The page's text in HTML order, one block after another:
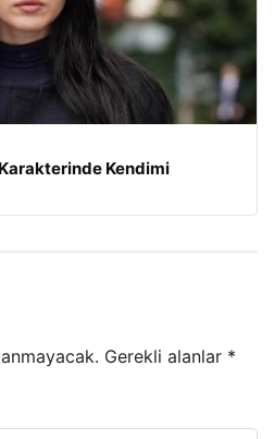
Kendimi
Gerekli alanlar *